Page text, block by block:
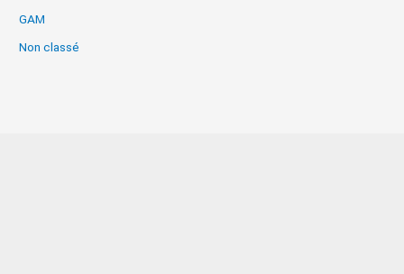
GAM
Non classé